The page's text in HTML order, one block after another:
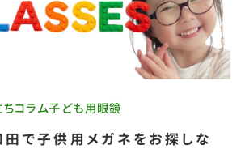
コラム子ども用眼鏡
田で子供用メガネをお探しな